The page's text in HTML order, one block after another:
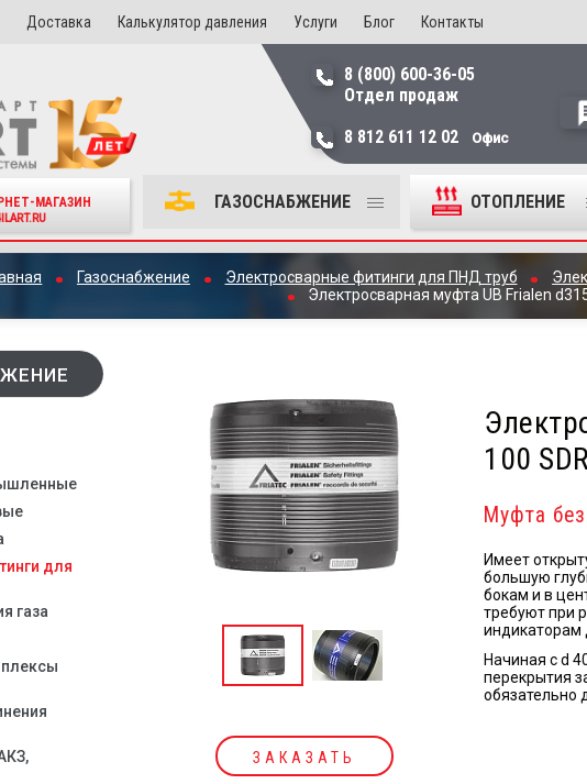
Доставка Калькулятор давления Услуги Блог Контакты
МАГАЗИН
8 (800) 600-36-05
Отдел продаж
8 812 611 12 02
Офис
ГАЗОСНАБЖЕНИЕ ОТОПЛЕНИЕ
Газоснабжение Электросварные фитинги для ПНД труб
Электросварная муфта UB Frialen
для
газа
ЗАКАЗАТЬ
100
Муфта
Имеет
большую
бокам и в
требуют при
индикаторам
Начиная с d
перекрытия
обязательно